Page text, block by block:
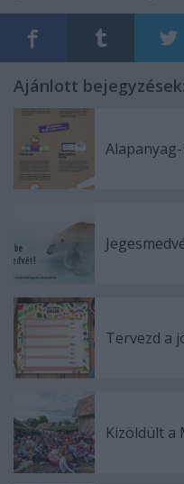
Ajánlott bejegyzések:
Tervezd a
Kizöldült a